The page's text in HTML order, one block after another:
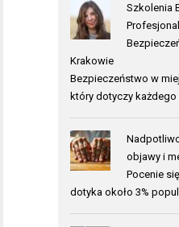
Szkolenia
Krakowie
Bezpieczeństwo w
który dotyczy każdego
objawy i
Pocenie
dotyka około 3%